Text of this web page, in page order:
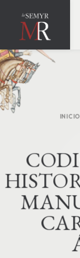
INICIO
CODI
HISTO
MAN
CA